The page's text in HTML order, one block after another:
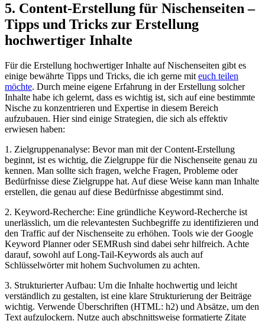
5.⁤ Content-Erstellung für ⁢Nischenseiten –
‍Tipps und Tricks zur⁤ Erstellung
⁣hochwertiger⁤ Inhalte
Für die Erstellung hochwertiger Inhalte auf Nischenseiten gibt es
einige bewährte⁣ Tipps und Tricks, die ich ⁤gerne mit euch teilen‍
möchte. Durch meine ⁣eigene ‍Erfahrung​ in‌ der Erstellung solcher
Inhalte habe ich⁤ gelernt, dass es wichtig ist,⁤ sich auf⁢ eine bestimmte
Nische zu konzentrieren​ und ⁢Expertise in diesem Bereich
‌aufzubauen. Hier ‌sind‍ einige Strategien,⁤ die sich ⁢als effektiv
erwiesen haben:
1. Zielgruppenanalyse: Bevor man​ mit⁣ der Content-Erstellung
beginnt,‌ ist es⁣ wichtig,‌ die Zielgruppe für die Nischenseite genau zu
kennen. ​Man sollte sich⁣ fragen, ‌welche‍ Fragen, Probleme‌ oder⁣
Bedürfnisse‍ diese Zielgruppe hat. Auf⁣ diese Weise kann ⁢man ‌Inhalte
erstellen,‍ die genau auf diese⁣ Bedürfnisse abgestimmt ​sind.
2. Keyword-Recherche:‌ Eine gründliche Keyword-Recherche ist
unerlässlich, um die relevantesten‌ Suchbegriffe zu identifizieren und⁣
den ​Traffic auf ⁢der⁣ Nischenseite zu ⁤erhöhen. Tools​ wie der⁢ Google
⁤Keyword Planner oder ⁤SEMRush sind dabei‌ sehr ⁣hilfreich. Achte​
darauf, sowohl ⁢auf Long-Tail-Keywords als auch auf ​
Schlüsselwörter ‍mit ‍hohem​ Suchvolumen zu achten.
3. Strukturierter Aufbau: Um⁢ die ⁣Inhalte hochwertig und leicht
verständlich zu gestalten, ⁢ist ⁢eine klare Strukturierung der Beiträge
wichtig. ​Verwende ‌Überschriften​ (HTML: h2) und Absätze, um​ den
Text aufzulockern. Nutze⁣ auch abschnittsweise formatierte Zitate